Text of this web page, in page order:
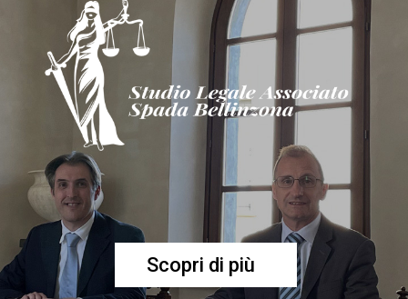
Scopri di più